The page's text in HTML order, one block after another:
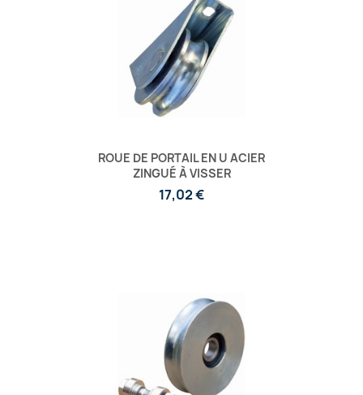
ROUE DE PORTAIL EN U ACIER
ZINGUÉ À VISSER
17,02 €